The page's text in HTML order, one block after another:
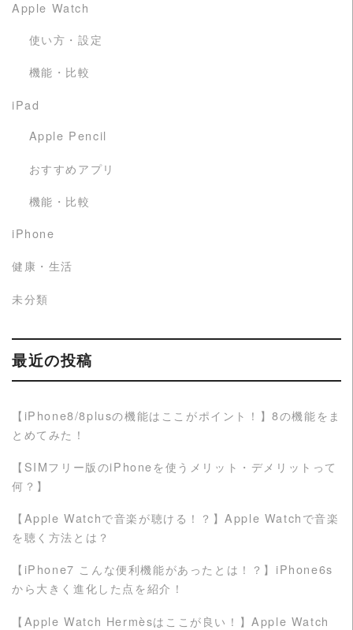
Apple Watch
使い方・設定
機能・比較
iPad
Apple Pencil
おすすめアプリ
機能・比較
iPhone
健康・生活
未分類
最近の投稿
【iPhone8/8plusの機能はここがポイント！】8の機能をま
とめてみた！
【SIMフリー版のiPhoneを使うメリット・デメリットって
何？】
【Apple Watchで音楽が聴ける！？】Apple Watchで音楽
を聴く方法とは？
【iPhone7 こんな便利機能があったとは！？】iPhone6s
から大きく進化した点を紹介！
【Apple Watch Hermèsはここが良い！】Apple Watch